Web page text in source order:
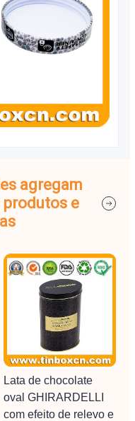
agregam
produtos e
Lata de chocolate
oval GHIRARDELLI
com efeito de relevo e